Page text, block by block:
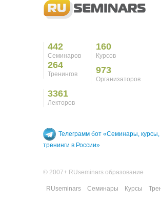
442
Семинаров
160
Курсов
264
Тренингов 973
Организаторов
3361
Лекторов
Телеграмм бот «Семинары, курсы,
тренинги в России»
© 2007+ RUseminars образование
RUseminars Семинары Курсы